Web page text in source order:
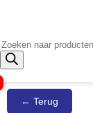
Producten
zoeken
← Terug